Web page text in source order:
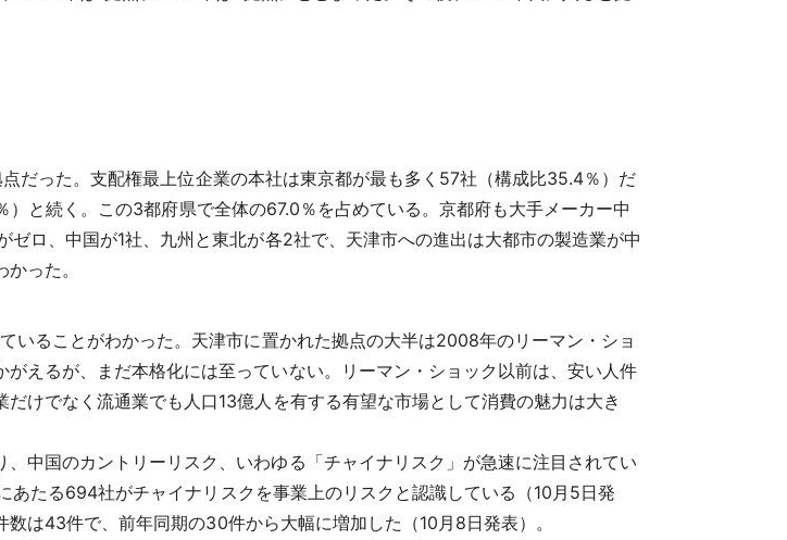
だった。支配権最上位企業の本社は東京都が最も多く57社（構成比35.4％）だ
と続く。この3都府県で全体の67.0％を占めている。京都府も大手メーカー中
ロ、中国が1社、九州と東北が各2社で、天津市への進出は大都市の製造業が中
った。
ることがわかった。天津市に置かれた拠点の大半は2008年のリーマン・ショ
えるが、まだ本格化には至っていない。リーマン・ショック以前は、安い人件
けでなく流通業でも人口13億人を有する有望な市場として消費の魅力は大き
中国のカントリーリスク、いわゆる「チャイナリスク」が急速に注目されてい
たる694社がチャイナリスクを事業上のリスクと認識している（10月5日発
は43件で、前年同期の30件から大幅に増加した（10月8日発表）。